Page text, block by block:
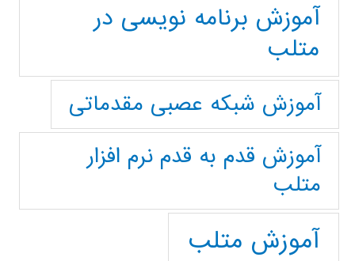
آموزش برنامه نویسی در
متلب
آموزش شبکه عصبی مقدماتی
آموزش قدم به قدم نرم افزار
متلب
آموزش متلب